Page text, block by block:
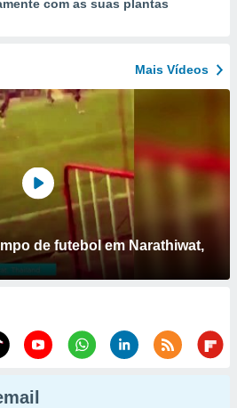
com as suas plantas
Mais Vídeos
de futebol em Narathiwat,